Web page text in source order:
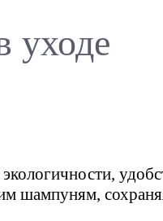
уходе
шампуням,